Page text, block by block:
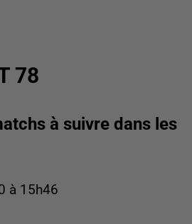
78
à suivre dans les
à 15h46